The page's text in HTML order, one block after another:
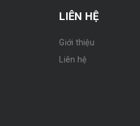
LIÊN HỆ
Giới thiệu
Liên hệ